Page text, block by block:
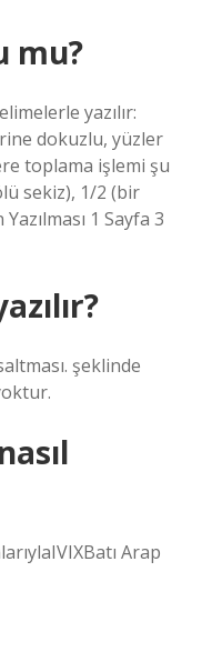
mu?
yazılır:
dokuzlu, yüzler
toplama işlemi şu
sekiz), 1/2 (bir
1 Sayfa 3
şeklinde
Arap